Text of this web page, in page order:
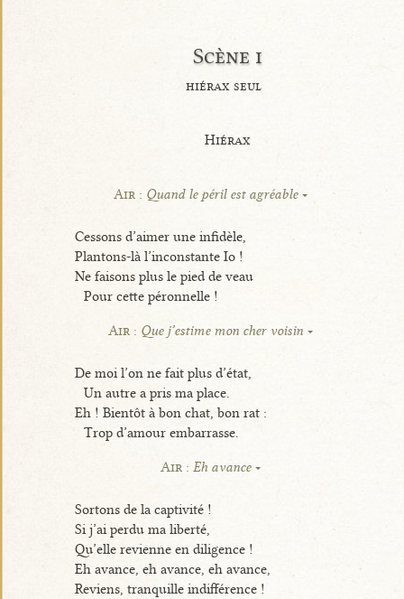
Scène i
hiérax seul
Hiérax
Air : Quand le péril est agréable
Cessons d’aimer une infidèle,
Plantons-là l’inconstante Io !
Ne faisons plus le pied de veau
Pour cette péronnelle !
Air : Que j’estime mon cher voisin
De moi l’on ne fait plus d’état,
Un autre a pris ma place.
Eh ! Bientôt à bon chat, bon rat :
Trop d’amour embarrasse.
Air :Eh avance
Sortons de la captivité !
Si j’ai perdu ma liberté,
Qu’elle revienne en diligence !
Eh avance, eh avance, eh avance,
Reviens, tranquille indifférence !